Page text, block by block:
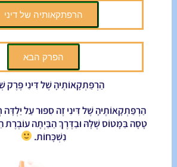
הרפתקאותיה של דיני
הפרק הבא
הַרְפַּתְקָאוֹתֶיהָ שֶׁל דִּינִי פֶּרֶק
הַרְפַּתְקָאוֹתֶיהָ שֶׁל דִּינִי זֶה סִפּוּר עַל יַלְדָּה
טָסָה בַּמָּטוֹס שֶׁלָּהּ וּבַדֶּרֶךְ הַבַּיְתָה עוֹבֶרֶת
נִשְׁכָּחוֹת.